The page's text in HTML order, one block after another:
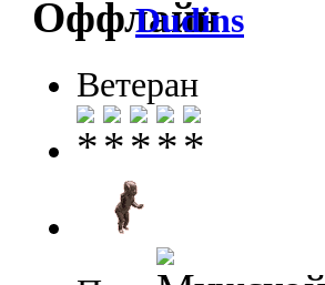
Dudins
Ветеран